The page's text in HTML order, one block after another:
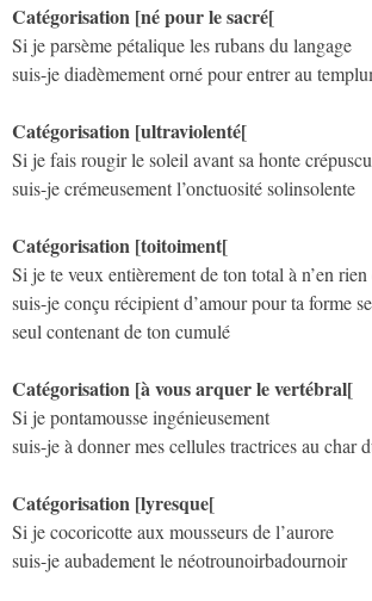
Catégorisation [né pour le sacré[
Si je parsème pétalique les rubans du langage
suis-je diadèmement orné pour entrer au
Catégorisation [ultraviolenté[
Si je fais rougir le soleil avant sa honte
suis-je crémeusement l’onctuosité solinsolente
Catégorisation [toitoiment[
Si je te veux entièrement de ton total à n’en
suis-je conçu récipient d’amour pour ta forme
seul contenant de ton cumulé
Catégorisation [à vous arquer le vertébral[
Si je pontamousse ingénieusement
suis-je à donner mes cellules tractrices au char
Catégorisation [lyresque[
Si je cocoricotte aux mousseurs de l’aurore
suis-je aubadement le néotrounoirbadournoir